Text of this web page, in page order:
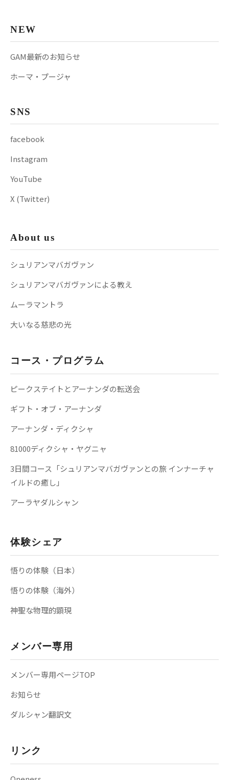
NEW
GAM最新のお知らせ
ホーマ・プージャ
SNS
facebook
Instagram
YouTube
X (Twitter)
About us
シュリアンマバガヴァン
シュリアンマバガヴァンによる教え
ムーラマントラ
大いなる慈悲の光
コース・プログラム
ピークステイトとアーナンダの転送会
ギフト・オブ・アーナンダ
アーナンダ・ディクシャ
81000ディクシャ・ヤグニャ
3日間コース「シュリアンマバガヴァンとの旅 インナーチャ
イルドの癒し」
アーラヤダルシャン
体験シェア
悟りの体験（日本）
悟りの体験（海外）
神聖な物理的顕現
メンバー専用
メンバー専用ページTOP
お知らせ
ダルシャン翻訳文
リンク